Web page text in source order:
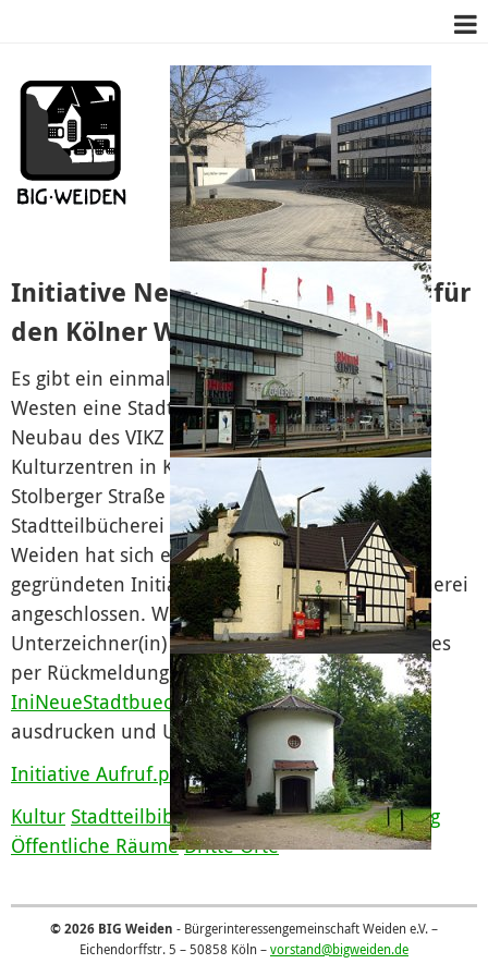
Initiative Neue Stadtteilbücherei für
den Kölner Westen
Es gibt ein einmaliges Angebot für den Kölner
Westen eine Stadtbücherei zu bekommen! Im
Neubau des VIKZ – Verband der islamischen
Kulturzentren in Köln Müngersdorf an der
Stolberger Straße können Räume für eine
Stadtteilbücherei angemietet werden. Die BIG
Weiden hat sich einer eigens zu diesem Zweck
gegründeten Initiative für eine neue Stadtbücherei
angeschlossen. Wer sich der Initiative als
Unterzeichner(in) anschließen möchte, kann dies
per Rückmeldung an die Adresse
IniNeueStadtbuecherei@t-online.detun (oder
ausdrucken und Unterschriften sammeln!).
Initiative Aufruf.pdf
Kultur Stadtteilbibliothek Stadtbücherei Bildung
Öffentliche Räume Dritte Orte
© 2026 BIG Weiden - Bürgerinteressengemeinschaft Weiden e.V. –
Eichendorffstr. 5 – 50858 Köln –vorstand@bigweiden.de